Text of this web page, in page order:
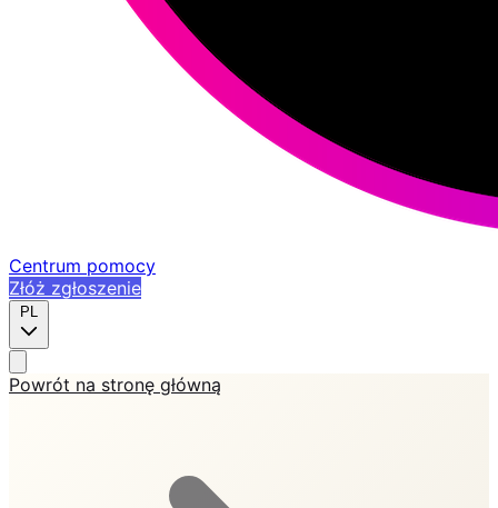
Centrum pomocy
Złóż zgłoszenie
PL
Powrót na stronę główną